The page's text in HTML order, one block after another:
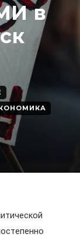
в